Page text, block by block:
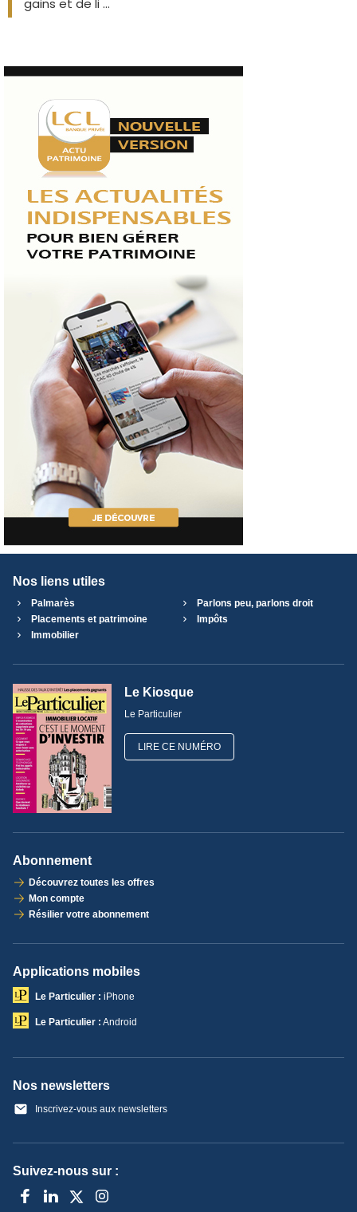
gains et de li ...
Nos liens utiles
Palmarès
Parlons peu, parlons droit
Placements et patrimoine
Impôts
Immobilier
Le Kiosque
Le Particulier
LIRE CE NUMÉRO
Abonnement
Découvrez toutes les offres
Mon compte
Résilier votre abonnement
Applications mobiles
Le Particulier : iPhone
Le Particulier : Android
Nos newsletters
Inscrivez-vous aux newsletters
Suivez-nous sur :